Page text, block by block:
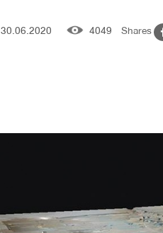
30.06.2020 4049 Shares